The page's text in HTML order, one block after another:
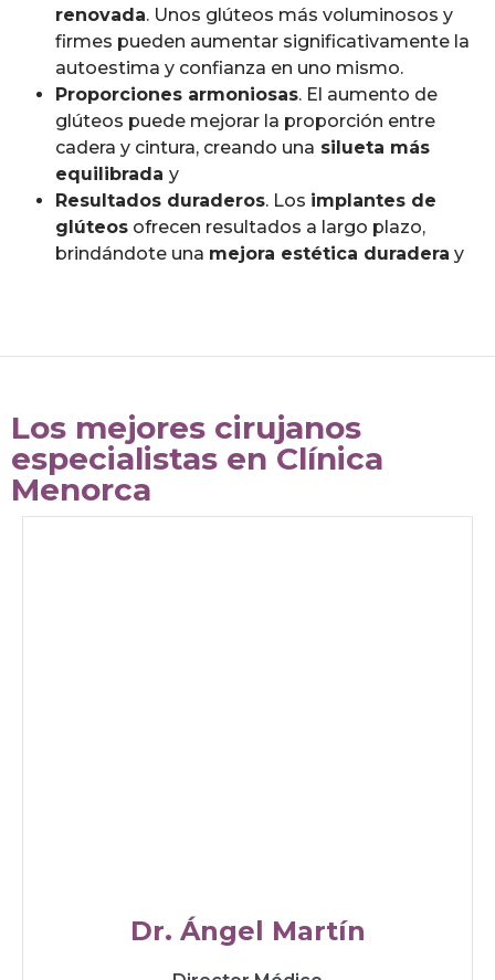
renovada. Unos glúteos más voluminosos y
firmes pueden aumentar significativamente la
autoestima y confianza en uno mismo.
Proporciones armoniosas. El aumento de
glúteos puede mejorar la proporción entre
cadera y cintura, creando una silueta más
equilibrada y
Resultados duraderos. Los implantes de
glúteos ofrecen resultados a largo plazo,
brindándote una mejora estética duradera y
Los mejores cirujanos
especialistas en Clínica
Menorca​
Dr. Ángel Martín